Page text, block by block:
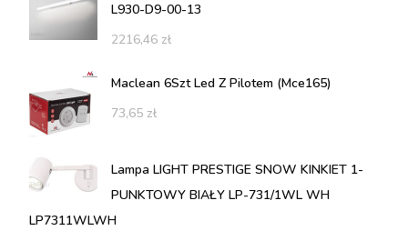
L930-D9-00-13
2216,46 zł
Maclean 6Szt Led Z Pilotem (Mce165)
73,65 zł
Lampa LIGHT PRESTIGE SNOW KINKIET 1-
PUNKTOWY BIAŁY LP-731/1WL WH
LP7311WLWH